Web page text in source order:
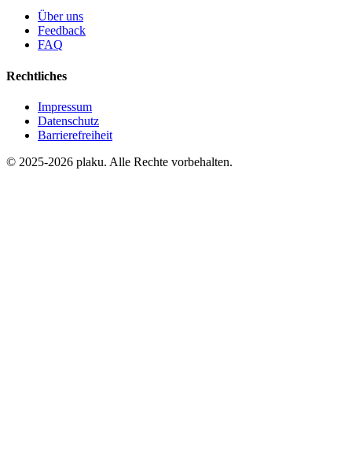
Über uns
Feedback
FAQ
Rechtliches
Impressum
Datenschutz
Barrierefreiheit
© 2025-2026 plaku. Alle Rechte vorbehalten.